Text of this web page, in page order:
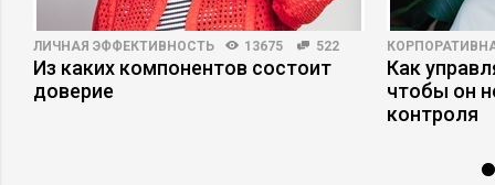
ЛИЧНАЯ ЭФФЕКТИВНОСТЬ 13675 522
Из каких компонентов состоит
доверие
Как
чтобы он
контроля